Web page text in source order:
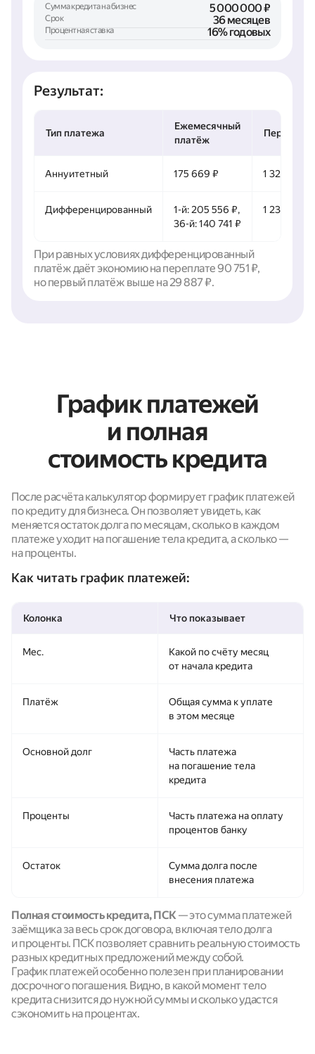
Сумма кредита на бизнес 5 000 000 ₽
Срок 36 месяцев
Процентная ставка 16% годовых
Результат:
Тип платежа
Ежемесячный
платёж
Переплата
Аннуитетный 175 669 ₽ 1 324 084 ₽
Дифференцированный
1-й: 205 556 ₽,
36-й: 140 741 ₽
1 233 333 ₽
При равных условиях дифференцированный
платёж даёт экономию на переплате 90 751 ₽,
но первый платёж выше на 29 887 ₽.
График платежей
и полная
стоимость кредита
После расчёта калькулятор формирует график платежей
по кредиту для бизнеса. Он позволяет увидеть, как
меняется остаток долга по месяцам, сколько в каждом
платеже уходит на погашение тела кредита, а сколько —
на проценты.
Как читать график платежей:
Колонка Что показывает
Мес.
Какой по счёту месяц
от начала кредита
Платёж
Общая сумма к уплате
в этом месяце
Основной долг
Часть платежа
на погашение тела
кредита
Проценты
Часть платежа на оплату
процентов банку
Остаток
Сумма долга после
внесения платежа
Полная стоимость кредита, ПСК— это сумма платежей
заёмщика за весь срок договора, включая тело долга
и проценты. ПСК позволяет сравнить реальную стоимость
разных кредитных предложений между собой.
График платежей особенно полезен при планировании
досрочного погашения. Видно, в какой момент тело
кредита снизится до нужной суммы и сколько удастся
сэкономить на процентах.